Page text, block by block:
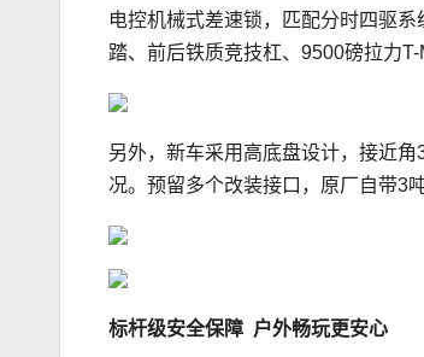
电控机械式差速锁，匹配分时四驱
踏、前后铁质竞技杠、9500磅拉力
另外，新车采用高底盘设计，接近
况。预留多个改装接口，原厂自带3
标杆级安全保障 户外畅玩更安心